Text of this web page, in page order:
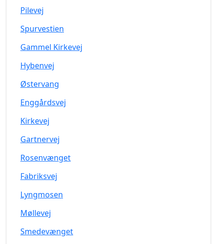
Pilevej
Spurvestien
Gammel Kirkevej
Hybenvej
Østervang
Enggårdsvej
Kirkevej
Gartnervej
Rosenvænget
Fabriksvej
Lyngmosen
Møllevej
Smedevænget